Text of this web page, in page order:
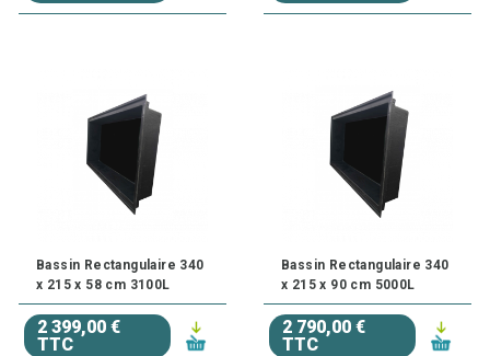
Bassin Rectangulaire 340
x 215 x 58 cm 3100L
2 399,00 €
TTC
Bassin Rectangulaire 340
x 215 x 90 cm 5000L
2 790,00 €
TTC